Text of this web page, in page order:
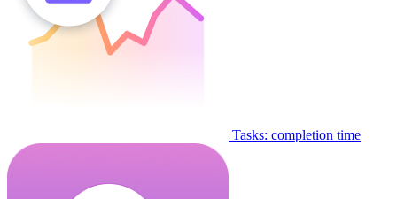
Tasks: completion time